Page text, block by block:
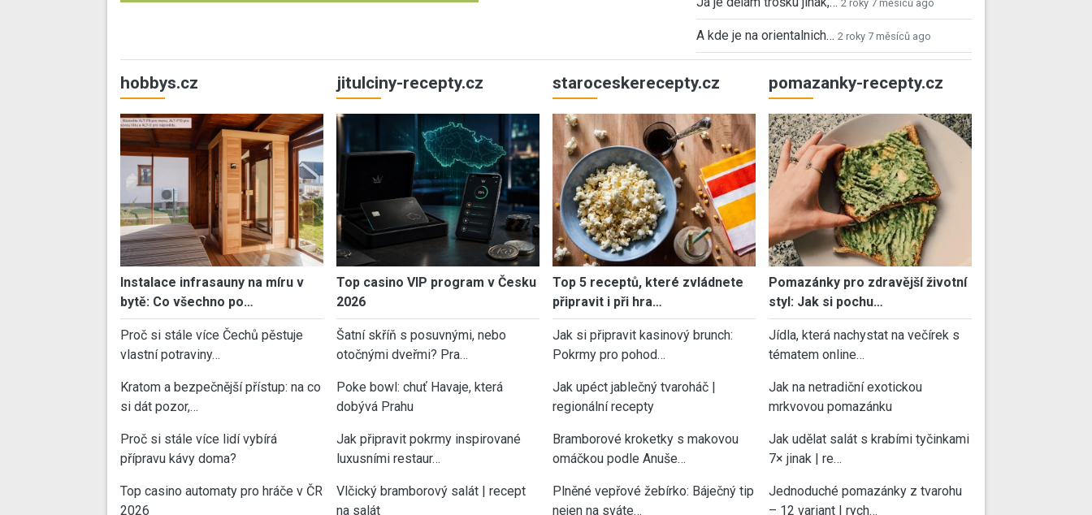
2 roky 7 měsíců ago
A kde je na orientalnich… 2 roky 7 měsíců ago
hobbys.cz
Instalace infrasauny na míru v
bytě: Co všechno po…
Proč si stále více Čechů pěstuje
vlastní potraviny…
Kratom a bezpečnější přístup: na co
si dát pozor,…
Proč si stále více lidí vybírá
přípravu kávy doma?
Top casino automaty pro hráče v ČR
2026
jitulciny-recepty.cz
Top casino VIP program v Česku
2026
Šatní skříň s posuvnými, nebo
otočnými dveřmi? Pra…
Poke bowl: chuť Havaje, která
dobývá Prahu
Jak připravit pokrmy inspirované
luxusními restaur…
Vlčický bramborový salát | recept
na salát
staroceskerecepty.cz
Top 5 receptů, které zvládnete
připravit i při hra…
Jak si připravit kasinový brunch:
Pokrmy pro pohod…
Jak upéct jablečný tvaroháč |
regionální recepty
Bramborové kroketky s makovou
omáčkou podle Anuše…
Plněné vepřové žebírko: Báječný tip
nejen na sváte…
pomazanky-recepty.cz
Pomazánky pro zdravější životní
styl: Jak si pochu…
Jídla, která nachystat na večírek s
tématem online…
Jak na netradiční exotickou
mrkvovou pomazánku
Jak udělat salát s krabími tyčinkami
7× jinak | re…
Jednoduché pomazánky z tvarohu
– 12 variant | rych…